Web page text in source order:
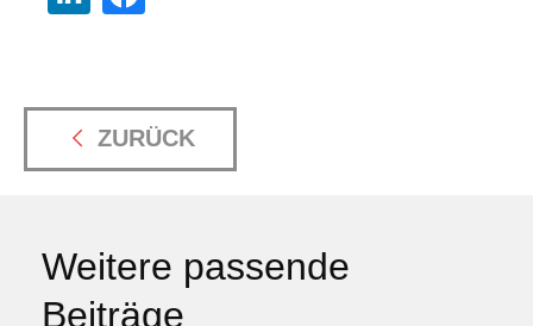
ZURÜCK
Weitere passende
Beiträge